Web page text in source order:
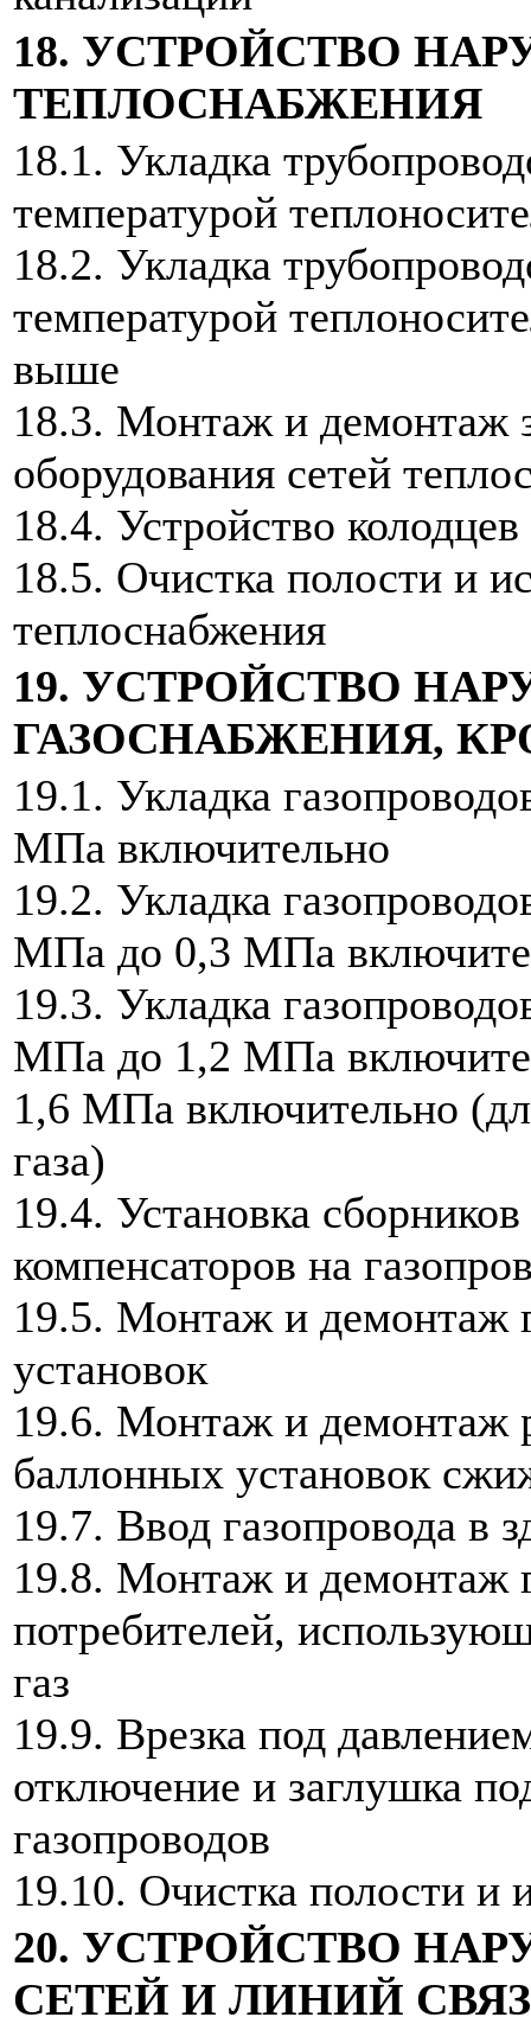
18. УСТРОЙСТВО
ТЕПЛОСНАБЖЕНИЯ
18.1. Укладка
температурой
18.2. Укладка
температурой
выше
18.3. Монтаж и демонтаж
оборудования сетей
18.4. Устройство
18.5. Очистка полости и
теплоснабжения
19. УСТРОЙСТВО
ГАЗОСНАБЖЕНИЯ,
19.1. Укладка
МПа включительно
19.2. Укладка
МПа до 0,3 МПа
19.3. Укладка
МПа до 1,2 МПа
1,6 МПа включительно
газа)
19.4. Установка
компенсаторов на
19.5. Монтаж и демонтаж
установок
19.6. Монтаж и демонтаж
баллонных установок
19.7. Ввод газопровода в
19.8. Монтаж и демонтаж
потребителей,
газ
19.9. Врезка под
отключение и заглушка
газопроводов
19.10. Очистка полости и
20. УСТРОЙСТВО
СЕТЕЙ И ЛИНИЙ